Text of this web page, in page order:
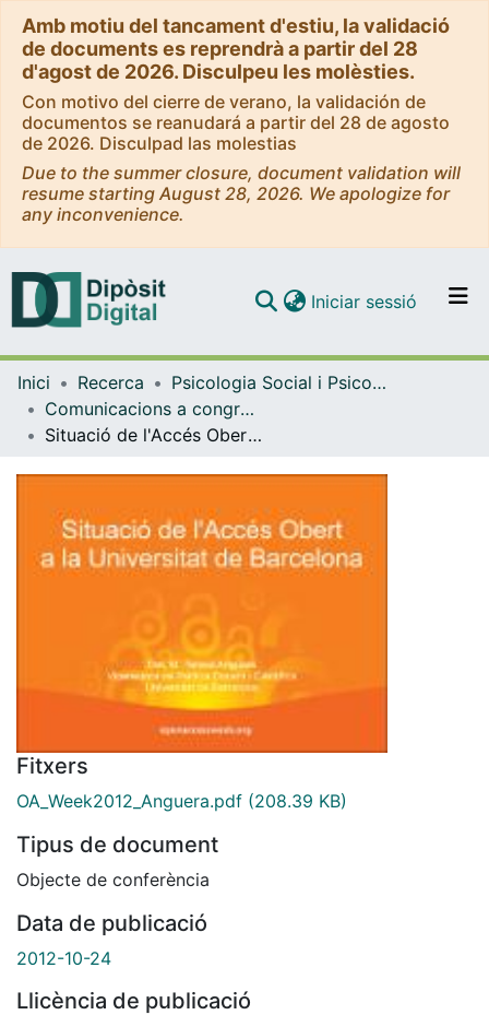
Amb motiu del tancament d'estiu, la validació
de documents es reprendrà a partir del 28
d'agost de 2026. Disculpeu les molèsties.
Con motivo del cierre de verano, la validación de
documentos se reanudará a partir del 28 de agosto
de 2026. Disculpad las molestias
Due to the summer closure, document validation will
resume starting August 28, 2026. We apologize for
any inconvenience.
Navega per tot el DD
Com publicar
Contacte
Iniciar sessió (current)
Inici Recerca
Psicologia Social i Psicologia Quantitativa
Comunicacions a congressos (Psicologia Social i Psicologia Quantitativa)
Situació de l'Accés Obert a la Universitat de Barcelona
Fitxers
OA_Week2012_Anguera.pdf (208.39 KB)
Tipus de document
Objecte de conferència
Data de publicació
2012-10-24
Llicència de publicació